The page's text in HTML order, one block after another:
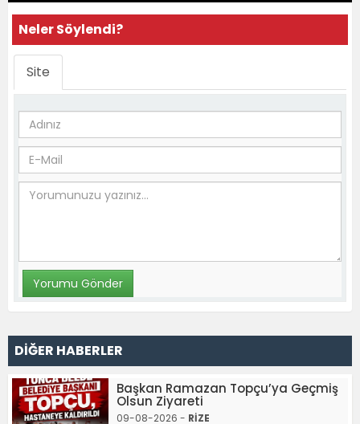
Neler Söylendi?
Site
DİĞER HABERLER
Başkan Ramazan Topçu’ya Geçmiş
Olsun Ziyareti
09-08-2026 - RİZE